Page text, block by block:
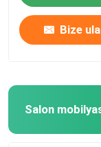
Bize
Salon